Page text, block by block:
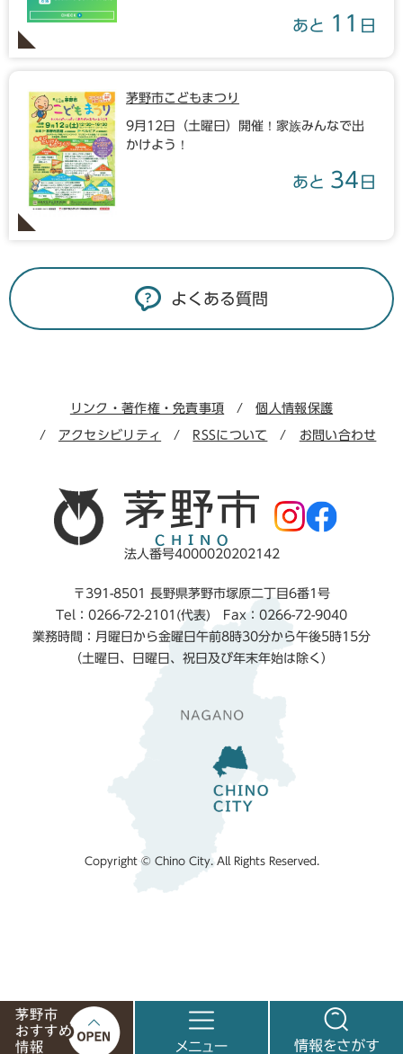
あと 11 日
茅野市こどもまつり
9月12日（土曜日）開催！家族みんなで出
かけよう！
あと 34 日
よくある質問
リンク・著作権・免責事項 個人情報保護
アクセシビリティ RSSについて お問い合わせ
法人番号4000020202142
〒391-8501 長野県茅野市塚原二丁目6番1号
Tel：0266-72-2101(代表) Fax：0266-72-9040
業務時間：月曜日から金曜日午前8時30分から午後5時15分
（土曜日、日曜日、祝日及び年末年始は除く）
Copyright © Chino City. All Rights Reserved.